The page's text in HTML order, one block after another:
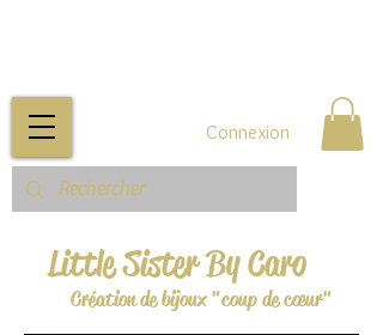
Little Sister By Caro
Création de bijoux "coup de cœur"
Connexion